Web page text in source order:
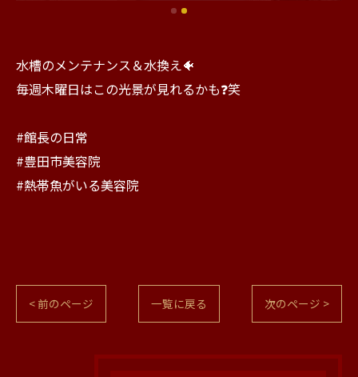
水槽のメンテナンス＆水換え🐠
毎週木曜日はこの光景が見れるかも❓笑
#館長の日常
#豊田市美容院
#熱帯魚がいる美容院
< 前のページ 一覧に戻る 次のページ >